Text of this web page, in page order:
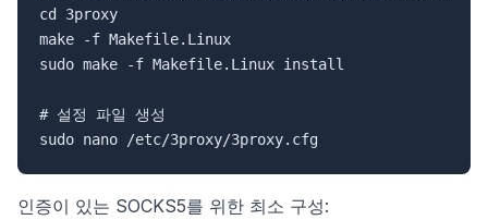
cd 3proxy
make -f Makefile.Linux
sudo make -f Makefile.Linux install
# 설정 파일 생성
인증이 있는 SOCKS5를 위한 최소 구성: